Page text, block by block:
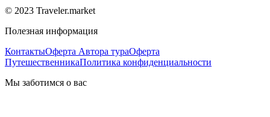
© 2023 Traveler.market
Полезная информация
КонтактыОферта Автора тураОферта
ПутешественникаПолитика конфиденциальности
Мы заботимся о вас